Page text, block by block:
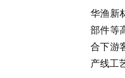
华渔新
部件等
合下游
产线工